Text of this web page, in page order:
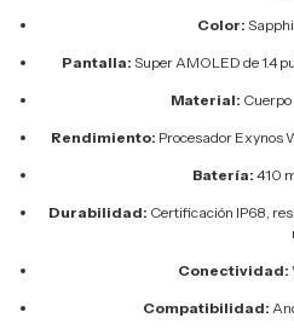
Color:
Pantalla: Super AMOLED de 1.4
Material:
Rendimiento: Procesador Exynos
Batería: 410
Durabilidad: Certificación IP68,
Conectividad:
Compatibilidad: